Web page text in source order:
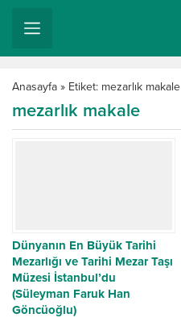
Anasayfa » Etiket: mezarlık makale
mezarlık makale
Dünyanın En Büyük Tarihi
Mezarlığı ve Tarihi Mezar Taşı
Müzesi İstanbul’du
(Süleyman Faruk Han
Göncüoğlu)